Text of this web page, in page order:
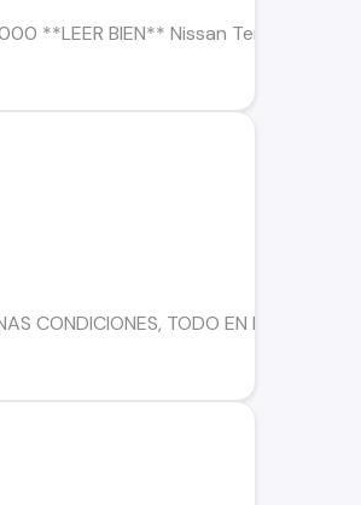
**LEER BIEN** Nissan Terrano
CONDICIONES, TODO EN REGLA,